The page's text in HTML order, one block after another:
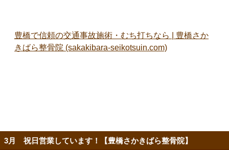
豊橋で信頼の交通事故施術・むち打ちなら | 豊橋さか
きばら整骨院 (sakakibara-seikotsuin.com)
3月 祝日営業しています！【豊橋さかきばら整骨院】